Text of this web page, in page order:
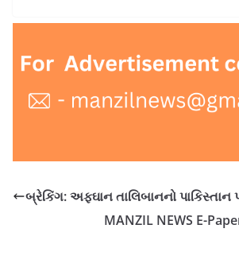
બ્રેકિંગ: અફઘાન તાલિબાનનો પાકિસ્તાન
MANZIL NEWS E-